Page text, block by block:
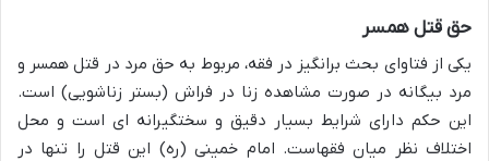
حق قتل همسر
یکی از فتاوای بحث برانگیز در فقه، مربوط به حق مرد در قتل همسر و
مرد بیگانه در صورت مشاهده زنا در فراش (بستر زناشویی) است.
این حکم دارای شرایط بسیار دقیق و سختگیرانه ای است و محل
اختلاف نظر میان فقهاست. امام خمینی (ره) این قتل را تنها در